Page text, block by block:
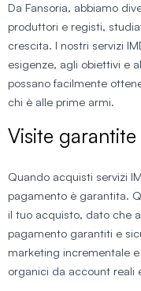
Da Fansoria, abbiamo
produttori e registi,
crescita. I nostri servizi
esigenze, agli obiettivi e
possano facilmente
chi è alle prime armi.
Visite
Quando acquisti servizi
pagamento è garantita.
il tuo acquisto, dato che
pagamento garantiti e
marketing incrementale
organici da account reali